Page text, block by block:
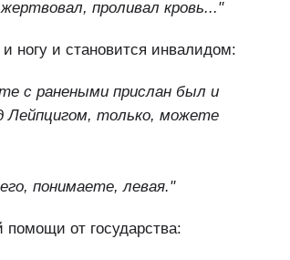
проливал кровь..."
ногу и становится инвалидом:
с ранеными прислан был и
Лейпцигом, только, можете
понимаете, левая."
помощи от государства: